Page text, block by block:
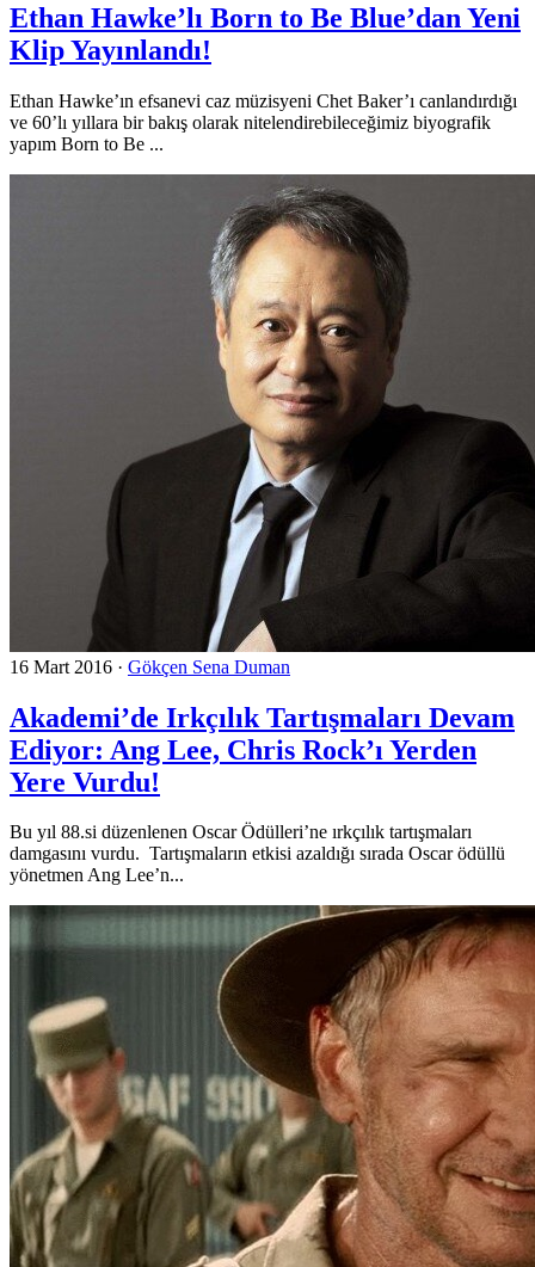
Ethan Hawke’lı Born to Be Blue’dan Yeni
Klip Yayınlandı!
Ethan Hawke’ın efsanevi caz müzisyeni Chet Baker’ı canlandırdığı
ve 60’lı yıllara bir bakış olarak nitelendirebileceğimiz biyografik
yapım Born to Be ...
16 Mart 2016 · Gökçen Sena Duman
Akademi’de Irkçılık Tartışmaları Devam
Ediyor: Ang Lee, Chris Rock’ı Yerden
Yere Vurdu!
Bu yıl 88.si düzenlenen Oscar Ödülleri’ne ırkçılık tartışmaları
damgasını vurdu. Tartışmaların etkisi azaldığı sırada Oscar ödüllü
yönetmen Ang Lee’n...